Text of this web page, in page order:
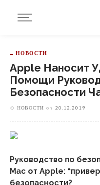
НОВОСТИ
Apple Наносит
Помощи
Безопасности
НОВОСТИ on 20.12.2019
Руководство по
Mac от Apple:
безопасности?